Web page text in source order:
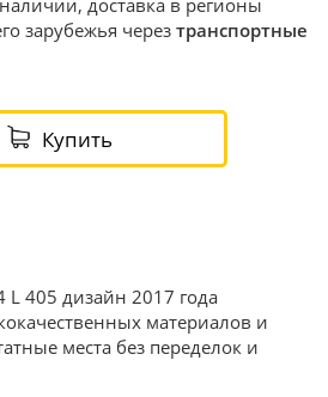
доставка в регионы
зарубежья черезтранспортные
Купить
L 405 дизайн 2017 года
материалов и
места без переделок и